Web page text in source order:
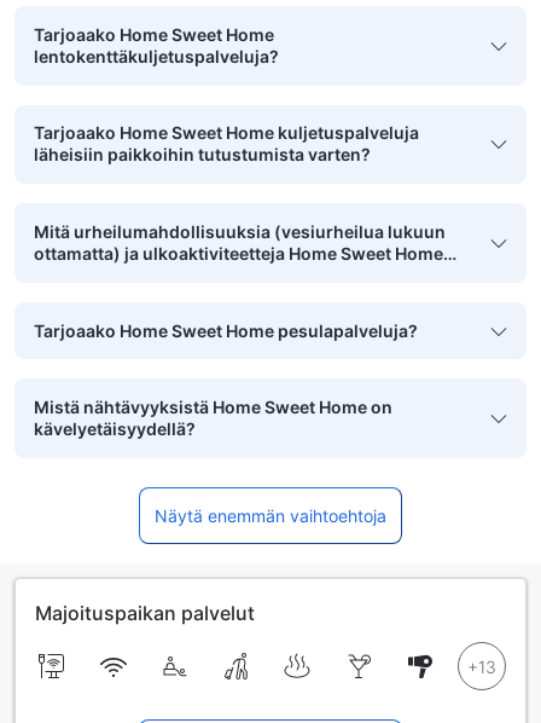
Tarjoaako Home Sweet Home
lentokenttäkuljetuspalveluja?
Tarjoaako Home Sweet Home kuljetuspalveluja
läheisiin paikkoihin tutustumista varten?
Mitä urheilumahdollisuuksia (vesiurheilua lukuun
ottamatta) ja ulkoaktiviteetteja Home Sweet Home
Tarjoaako Home Sweet Home pesulapalveluja?
Mistä nähtävyyksistä Home Sweet Home on
kävelyetäisyydellä?
Näytä enemmän vaihtoehtoja
Majoituspaikan palvelut